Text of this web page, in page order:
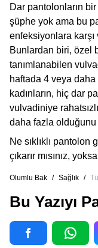
Dar pantolonların
şüphe yok ama bu
enfeksiyonlara
Bunlardan biri, özel
tanımlanabilen
haftada 4 veya
kadınların, hiç dar
vulvadiniye
daha fazla olduğunu
Ne sıklıklı
çıkarır mısınız,
Olumlu Bak / Sağlık /
Bu Yazıyı